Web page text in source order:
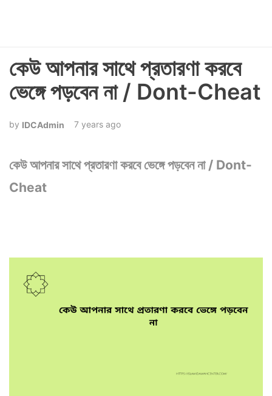
কেউ আপনার সাথে প্রতারণা করবে
ভেঙ্গে পড়বেন না / Dont-Cheat
IDCAdmin 7 years ago
কেউ আপনার সাথে প্রতারণা করবে ভেঙ্গে পড়বেন না / Dont-
Cheat